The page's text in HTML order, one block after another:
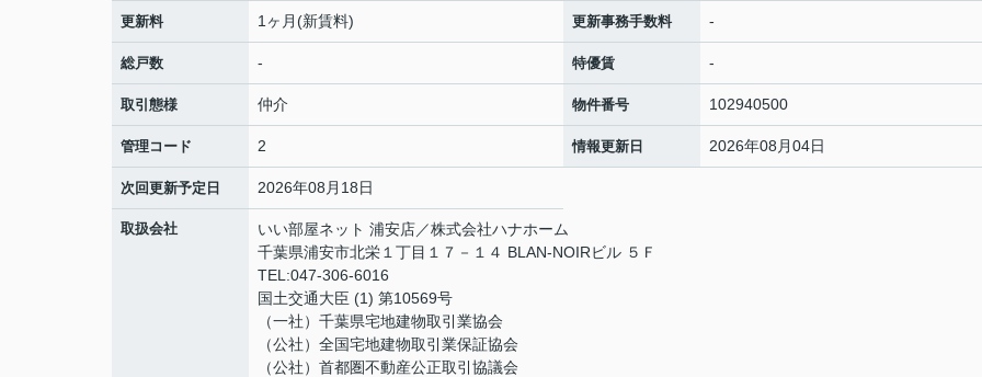
更新料 1ヶ月(新賃料) 更新事務手数料 -
総戸数 - 特優賃 -
取引態様 仲介 物件番号 102940500
管理コード 2 情報更新日 2026年08月04日
次回更新予定日 2026年08月18日
取扱会社
いい部屋ネット 浦安店／株式会社ハナホーム
千葉県浦安市北栄１丁目１７－１４ BLAN-NOIRビル ５Ｆ
TEL:047-306-6016
国土交通大臣 (1) 第10569号
（一社）千葉県宅地建物取引業協会
（公社）全国宅地建物取引業保証協会
（公社）首都圏不動産公正取引協議会